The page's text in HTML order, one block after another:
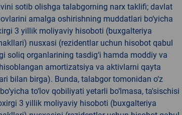
sotib olishga talabgorning narx taklifi; davlat
amalga oshirishning muddatlari bo‘yicha
3 yillik moliyaviy hisoboti (buxgalteriya
nusxasi (rezidentlar uchun hisobot qabul
soliq organlarining tasdig‘i hamda moddiy va
amortizatsiya va aktivlarni qayta
bilan birga). Bunda, talabgor tomonidan o‘z
to‘lov qobiliyati yetarli bo‘lmasa, ta'sischisi
3 yillik moliyaviy hisoboti (buxgalteriya